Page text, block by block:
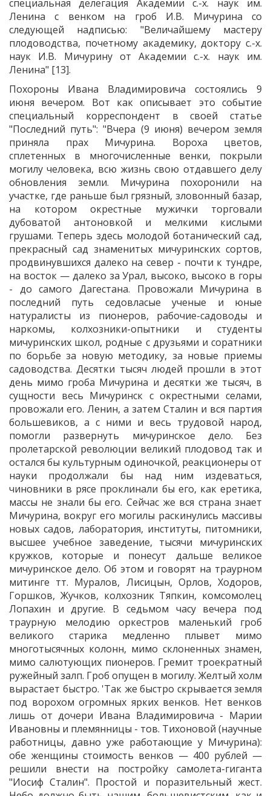
специальная делегация Академии с.-х. наук им.
Ленина с венком на гроб И.В. Мичурина со
следующей надписью: "Величайшему мастеру
плодоводства, почетному академику, доктору с.-х.
наук И.В. Мичурину от Академии с.-х. наук им.
Ленина" [13].
Похороны Ивана Владимировича состоялись 9
июня вечером. Вот как описывает это событие
специальный корреспондент в своей статье
"Последний путь": "Вчера (9 июня) вечером земля
приняла прах Мичурина. Вороха цветов,
сплетенных в многочисленные венки, покрыли
могилу человека, всю жизнь свою отдавшего делу
обновления земли. Мичурина похоронили на
участке, где раньше был грязный, зловонный базар,
на котором окрестные мужички торговали
дубоватой антоновкой и мелкими кислыми
грушами. Теперь здесь молодой ботанический сад,
прекрасный сад знаменитых мичуринских сортов,
продвинувшихся далеко на север - почти к тундре,
на восток — далеко за Урал, высоко, высоко в горы
- до самого Дагестана. Провожали Мичурина в
последний путь седовласые ученые и юные
натуралисты из пионеров, рабочие-садоводы и
наркомы, колхозники-опытники и студенты
мичуринских школ, родные с друзьями и соратники
по борьбе за новую методику, за новые приемы
садоводства. Десятки тысяч людей прошли в этот
день мимо гроба Мичурина и десятки же тысяч, в
сущности весь Мичуринск с окрестными селами,
провожали его. Ленин, а затем Сталин и вся партия
большевиков, а с ними и весь трудовой народ,
помогли развернуть мичуринское дело. Без
пролетарской революции великий плодовод так и
остался бы культурным одиночкой, реакционеры от
науки продолжали бы над ним издеваться,
чиновники в рясе проклинали бы его, как еретика,
массы не знали бы его. Сейчас же вся страна знает
Мичурина, вокруг его могилы раскинулись массивы
новых садов, лаборатория, институты, питомники,
высшее учебное заведение, тысячи мичуринских
кружков, которые и понесут дальше великое
мичуринское дело. Об этом и говорят на траурном
митинге тт. Муралов, Лисицын, Орлов, Ходоров,
Горшков, Жучков, колхозник Тяпкин, комсомолец
Лопахин и другие. В седьмом часу вечера под
траурную мелодию оркестров маленький гроб
великого старика медленно плывет мимо
многотысячных колонн, мимо склоненных знамен,
мимо салютующих пионеров. Гремит троекратный
ружейный залп. Гроб опущен в могилу. Желтый холм
вырастает быстро. 'Так же быстро скрывается земля
под ворохом огромных ярких венков. Нет венков
лишь от дочери Ивана Владимировича - Марии
Ивановны и племянницы - тов. Тихоновой (научные
работницы, давно уже работающие у Мичурина):
обе женщины стоимость венков — 400 рублей —
решили внести на постройку самолета-гиганта
"Иосиф Сталин". Простой и поразительный жест.